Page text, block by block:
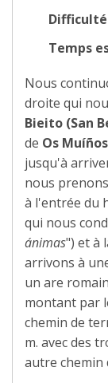
Temps
Nous
droite qui
Bieito (San
de Os Muíños
jusqu'à
nous
à l'entrée du
qui nous
ánimas") et à
arrivons à
un are
montant par
chemin de
m. avec des
autre chemin